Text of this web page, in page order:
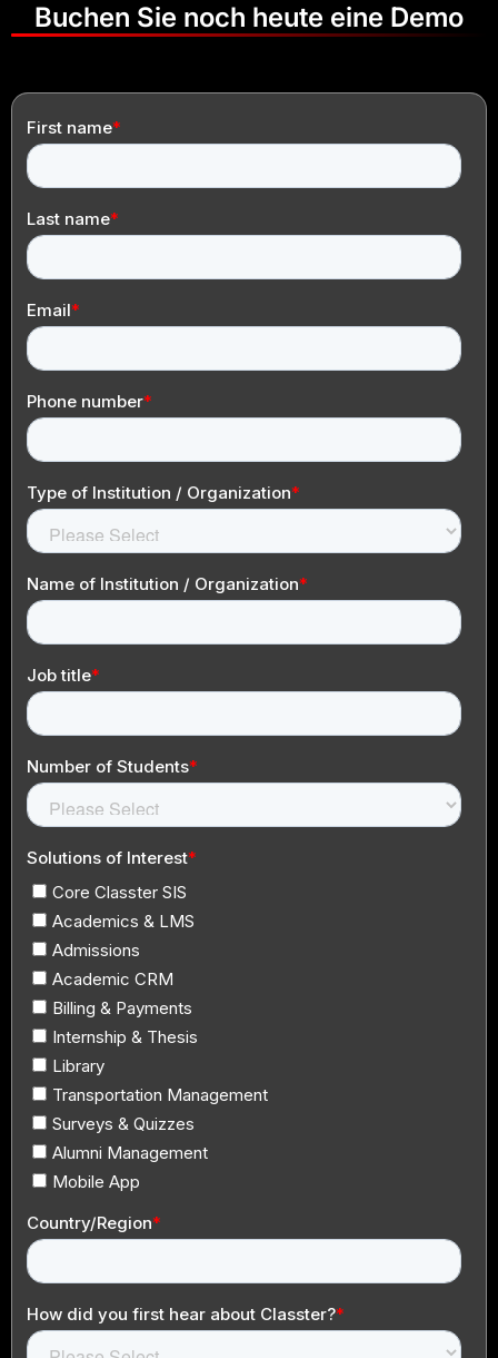
Buchen Sie noch heute eine Demo